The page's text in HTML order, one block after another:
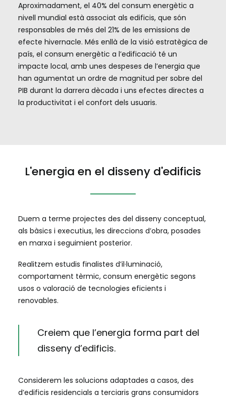
Aproximadament, el 40% del consum energètic a
nivell mundial està associat als edificis, que són
responsables de més del 21% de les emissions de
efecte hivernacle. Més enllà de la visió estratègica de
país, el consum energètic a l’edificació té un
impacte local, amb unes despeses de l’energia que
han agumentat un ordre de magnitud per sobre del
PIB durant la darrera dècada i uns efectes directes a
la productivitat i el confort dels usuaris.
L'energia en el disseny d'edificis
Duem a terme projectes des del disseny conceptual,
als bàsics i executius, les direccions d’obra, posades
en marxa i seguimient posterior.
Realitzem estudis finalistes d’il·luminació,
comportament tèrmic, consum energètic segons
usos o valoració de tecnologies eficients i
renovables.
Creiem que l’energia forma part del
disseny d’edificis.
Considerem les solucions adaptades a casos, des
d’edificis residencials a terciaris grans consumidors